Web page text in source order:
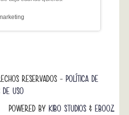
RESERVADOS - POLÍTICA DE
DE USO
POWERED BY KIBO STUDIOS & EBOOZ